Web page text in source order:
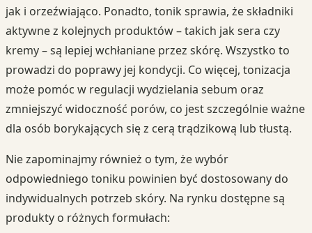
jak i orzeźwiająco. Ponadto, tonik sprawia, że składniki
aktywne z kolejnych produktów – takich jak sera czy
kremy – są lepiej wchłaniane przez skórę. Wszystko to
prowadzi do poprawy jej kondycji. Co więcej, tonizacja
może pomóc w regulacji wydzielania sebum oraz
zmniejszyć widoczność porów, co jest szczególnie ważne
dla osób borykających się z cerą trądzikową lub tłustą.
Nie zapominajmy również o tym, że wybór
odpowiedniego toniku powinien być dostosowany do
indywidualnych potrzeb skóry. Na rynku dostępne są
produkty o różnych formułach: